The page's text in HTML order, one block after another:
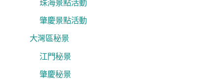
珠海景點活動
肇慶景點活動
大灣區秘景
江門秘景
肇慶秘景